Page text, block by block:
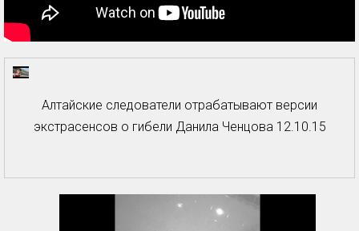
Алтайские следователи отрабатывают версии
экстрасенсов о гибели Данила Ченцова 12.10.15